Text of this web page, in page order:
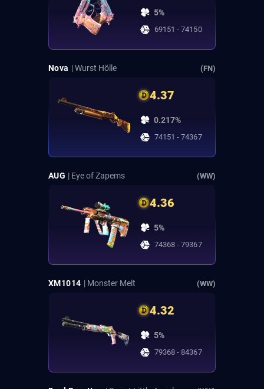
5%
69151 - 74150
Nova | Wurst Hölle (FN)
4.37
0.217%
74151 - 74367
AUG | Eye of Zapems (WW)
4.36
5%
74368 - 79367
XM1014 | Monster Melt (WW)
4.32
5%
79368 - 84367